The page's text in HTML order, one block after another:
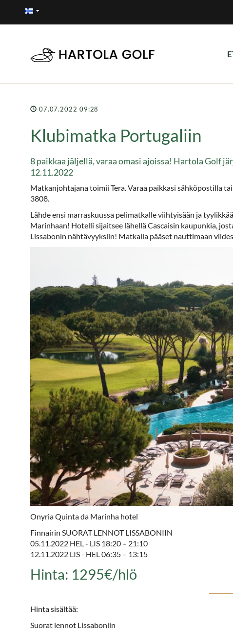
07.07.2022 09:28
Klubimatka Portugaliin
8 paikkaa jäljellä, varaa omasi ajoissa! Hartola Golf
12.11.2022
Matkanjohtajana toimii Tera. Varaa paikkasi sähköpostilla
3808.
Lähde ensi marraskuussa pelimatkalle viihtyisään ja
Marinhaan! Hotelli sijaitsee lähellä Cascaisin kaupunkia,
Lissabonin nähtävyyksiin! Matkalla pääset nauttimaan
Onyria Quinta da Marinha hotel
Finnairin SUORAT LENNOT LISSABONIIN
05.11.2022 HEL - LIS 18:20 – 21:10
12.11.2022 LIS - HEL 06:35 – 13:15
Hinta: 1295€/hlö
Hinta sisältää:
Suorat lennot Lissaboniin